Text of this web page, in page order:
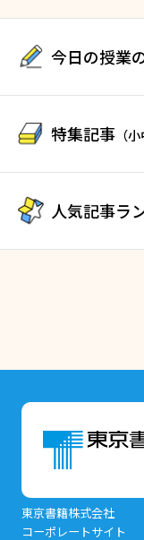
今日の授業
特集記事 （
人気記事ラ
東京書籍株式会社
コーポレートサイト